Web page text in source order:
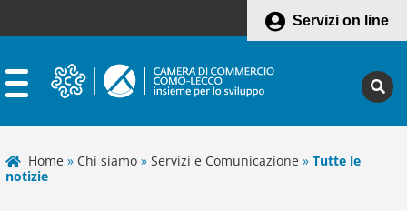
Servizi on line
Home » Chi siamo » Servizi e Comunicazione » Tutte le
notizie